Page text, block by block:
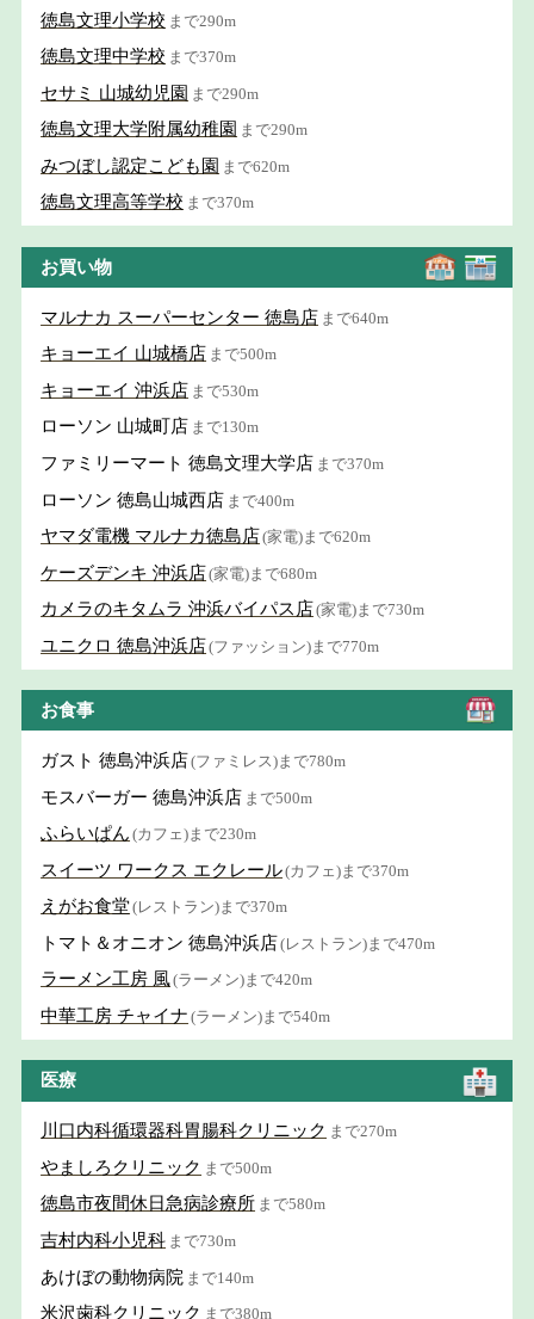
徳島文理小学校 まで290m
徳島文理中学校 まで370m
セサミ 山城幼児園 まで290m
徳島文理大学附属幼稚園 まで290m
みつぼし認定こども園 まで620m
徳島文理高等学校 まで370m
お買い物
マルナカ スーパーセンター 徳島店 まで640m
キョーエイ 山城橋店 まで500m
キョーエイ 沖浜店 まで530m
ローソン 山城町店 まで130m
ファミリーマート 徳島文理大学店 まで370m
ローソン 徳島山城西店 まで400m
ヤマダ電機 マルナカ徳島店(家電)まで620m
ケーズデンキ 沖浜店(家電)まで680m
カメラのキタムラ 沖浜バイパス店(家電)まで730m
ユニクロ 徳島沖浜店(ファッション)まで770m
お食事
ガスト 徳島沖浜店(ファミレス)まで780m
モスバーガー 徳島沖浜店 まで500m
ふらいぱん (カフェ)まで230m
スイーツ ワークス エクレール(カフェ)まで370m
えがお食堂(レストラン)まで370m
トマト＆オニオン 徳島沖浜店(レストラン)まで470m
ラーメン工房 風(ラーメン)まで420m
中華工房 チャイナ (ラーメン)まで540m
医療
川口内科循環器科胃腸科クリニック まで270m
やましろクリニック まで500m
徳島市夜間休日急病診療所 まで580m
吉村内科小児科 まで730m
あけぼの動物病院 まで140m
米沢歯科クリニック まで380m